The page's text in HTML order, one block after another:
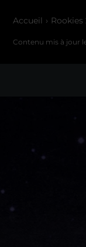
Accueil Rookies
Contenu mis à jour